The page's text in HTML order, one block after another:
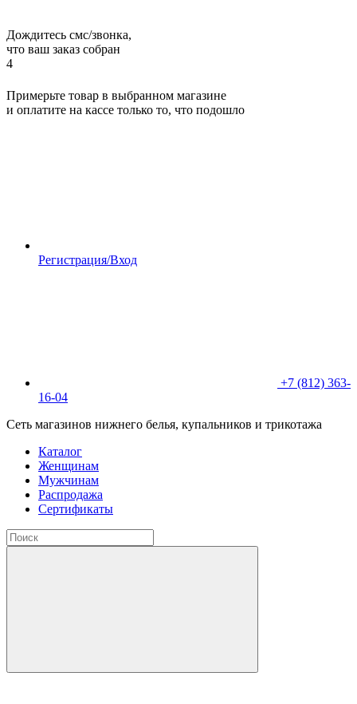
Дождитесь смс/звонка,
что ваш заказ собран
4
Примерьте товар в выбранном магазине
и оплатите на кассе только то, что подошло
Регистрация/Вход
+7 (812) 363-
16-04
Сеть магазинов нижнего белья, купальников и трикотажа
Каталог
Женщинам
Мужчинам
Распродажа
Сертификаты